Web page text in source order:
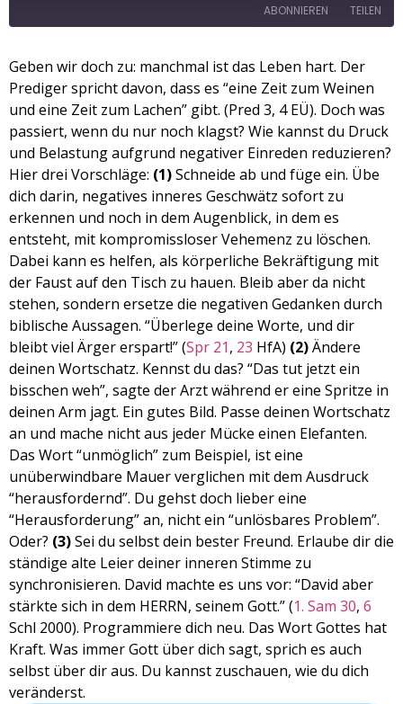
ABONNIEREN TEILEN
Apple Podcasts Spotify
RSS FEED
TEILEN
LINK
EMBED
Geben wir doch zu: manchmal ist das Leben hart. Der
Prediger spricht davon, dass es “eine Zeit zum Weinen
und eine Zeit zum Lachen” gibt. (Pred 3, 4 EÜ). Doch was
passiert, wenn du nur noch klagst? Wie kannst du Druck
und Belastung aufgrund negativer Einreden reduzieren?
Hier drei Vorschläge: (1)Schneide ab und füge ein. Übe
dich darin, negatives inneres Geschwätz sofort zu
erkennen und noch in dem Augenblick, in dem es
entsteht, mit kompromissloser Vehemenz zu löschen.
Dabei kann es helfen, als körperliche Bekräftigung mit
der Faust auf den Tisch zu hauen. Bleib aber da nicht
stehen, sondern ersetze die negativen Gedanken durch
biblische Aussagen. “Überlege deine Worte, und dir
bleibt viel Ärger erspart!” (Spr 21, 23 HfA) (2)Ändere
deinen Wortschatz. Kennst du das? “Das tut jetzt ein
bisschen weh”, sagte der Arzt während er eine Spritze in
deinen Arm jagt. Ein gutes Bild. Passe deinen Wortschatz
an und mache nicht aus jeder Mücke einen Elefanten.
Das Wort “unmöglich” zum Beispiel, ist eine
unüberwindbare Mauer verglichen mit dem Ausdruck
“herausfordernd”. Du gehst doch lieber eine
“Herausforderung” an, nicht ein “unlösbares Problem”.
Oder? (3)Sei du selbst dein bester Freund. Erlaube dir die
ständige alte Leier deiner inneren Stimme zu
synchronisieren. David machte es uns vor: “David aber
stärkte sich in dem HERRN, seinem Gott.” (1. Sam 30, 6
Schl 2000). Programmiere dich neu. Das Wort Gottes hat
Kraft. Was immer Gott über dich sagt, sprich es auch
selbst über dir aus. Du kannst zuschauen, wie du dich
veränderst.